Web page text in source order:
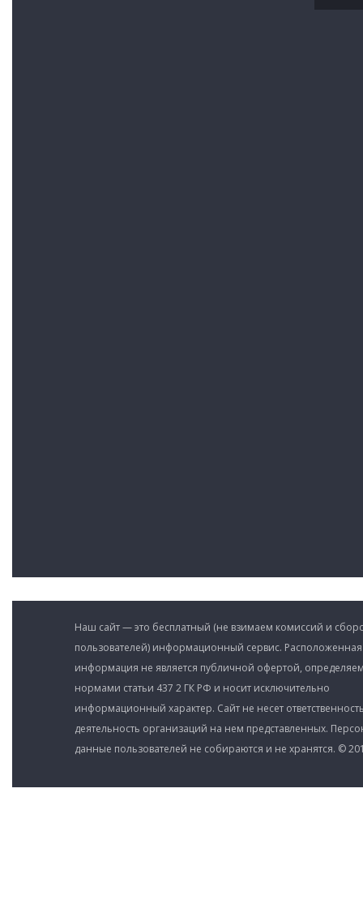
Наш сайт — это бесплатный (не взимаем комиссий и
пользователей) информационный сервис.
информация не является публичной офертой,
нормами статьи 437 2 ГК РФ и носит исключительно
информационный характер. Сайт не несет
деятельность организаций на нем представленных.
данные пользователей не собираются и не хранятся. ©